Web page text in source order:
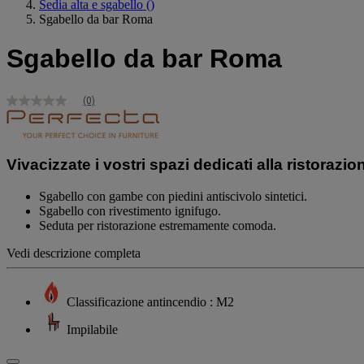
Sedia alta e sgabello ()
Sgabello da bar Roma
Sgabello da bar Roma
Nessuna
valutazione
Stesso
alla
pagina.
(0)
Vivacizzate i vostri spazi dedicati alla
Sgabello con gambe con piedini antiscivolo sintetici.
Sgabello con rivestimento ignifugo.
Seduta per ristorazione estremamente comoda.
Vedi descrizione completa
Classificazione antincendio : M2
Impilabile